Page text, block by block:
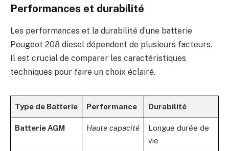
Performances et durabilité
Les performances et la durabilité d’une batterie
Peugeot 208 diesel dépendent de plusieurs facteurs.
Il est crucial de comparer les caractéristiques
techniques pour faire un choix éclairé.
Type de Batterie Performance Durabilité
Batterie AGM Haute capacité
Longue durée de
vie